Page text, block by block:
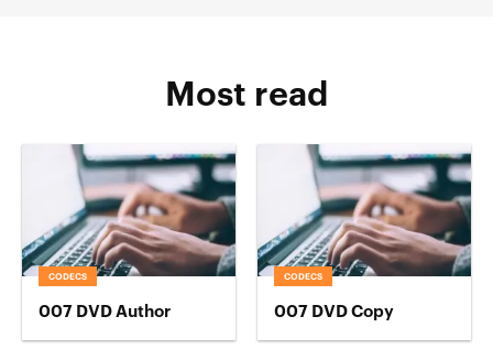
Most read
CODECS
007 DVD Author
CODECS
007 DVD Copy